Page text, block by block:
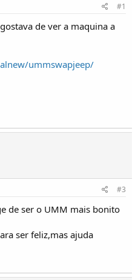
#1
de ver a maquina a
ummswapjeep/
#3
de ser o UMM mais bonito
ser feliz,mas ajuda